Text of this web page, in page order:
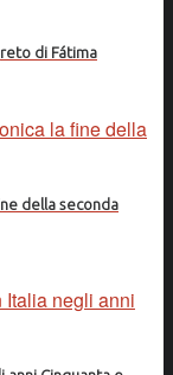
di Fátima
della seconda